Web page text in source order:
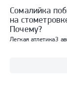
Легкая атлетика3
Сомалийка
на
Почему?